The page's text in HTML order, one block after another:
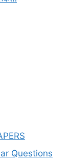
Questions